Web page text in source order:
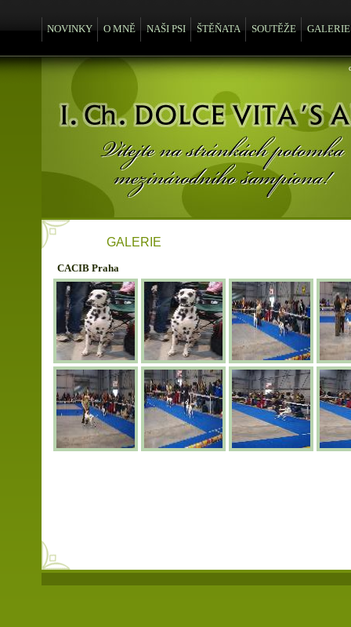
NOVINKY O MNĚ NAŠI PSI ŠTĚŇATA SOUTĚŽE GALERIE
GALERIE
CACIB Praha